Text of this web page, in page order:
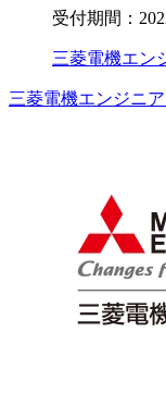
受付期間：
三菱電機エン
三菱電機エンジニ